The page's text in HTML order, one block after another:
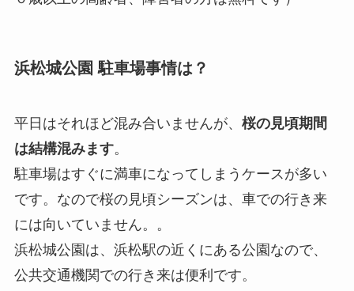
浜松城公園 駐車場事情は？
平日はそれほど混み合いませんが、 桜の見頃期間
は結構混みます。
駐車場はすぐに満車になってしまうケースが多い
です。なので桜の見頃シーズンは、車での行き来
には向いていません。。
浜松城公園は、浜松駅の近くにある公園なので、
公共交通機関での行き来は便利です。